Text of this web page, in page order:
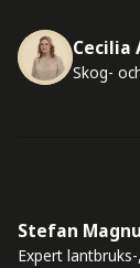
Cecilia
Skog-
Stefan
Expert